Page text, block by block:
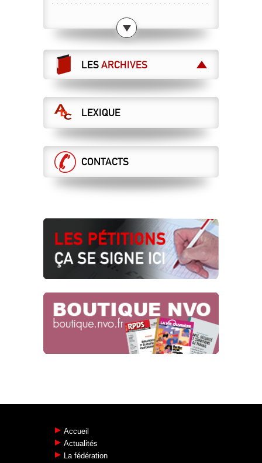
LE 10 JUIN, FAISONS LA
DÉMONSTRATION DE NOTRE FORCE
COLLECTIVE !
Appel à la grève
26.05.2026
UNE MALADIE ORPHELINE ?
11.05.2026
QUAND LA RECHERCHE DE PROFITS
REMPLACE LA TRANSMISSION DES
SAVOIRS !
Formation professionnelle
12.03.2026
Conditions de travail
10.02.2026
FACE À L’AUSTÉRITÉ SALARIALES,
TOUTES ET TOUS MOBILISÉ·E·S LE
13 JANVIER !
NAO 2026
06.01.2026
LESARCHIVES
LEXIQUE
CONTACTS
Accueil
Actualités
La fédération